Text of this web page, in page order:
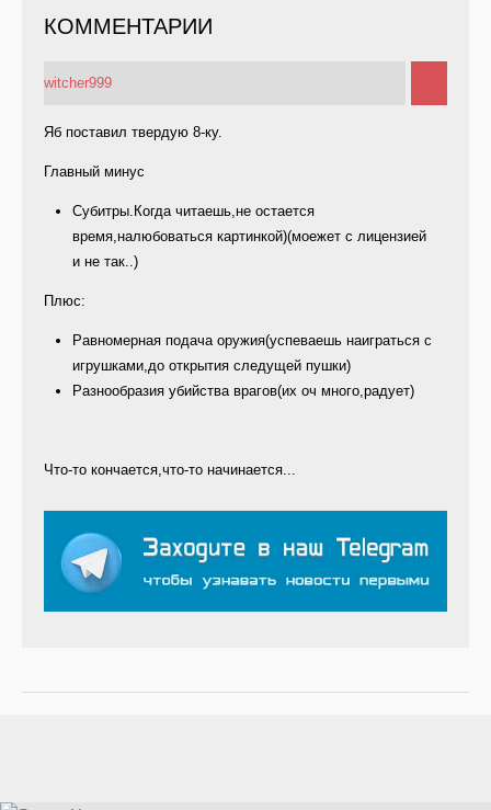
КОММЕНТАРИИ
witcher999
Яб поставил твердую 8-ку.
Главный минус
Субитры.Когда читаешь,не остается
время,налюбоваться картинкой)(моежет с лицензией
и не так..)
Плюс:
Равномерная подача оружия(успеваешь наиграться с
игрушками,до открытия следущей пушки)
Разнообразия убийства врагов(их оч много,радует)
Что-то кончается,что-то начинается...